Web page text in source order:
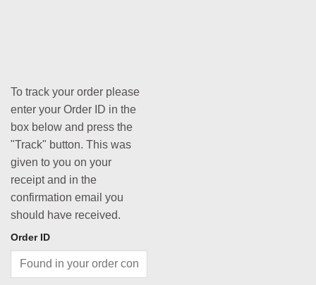
To track your order please
enter your Order ID in the
box below and press the
"Track" button. This was
given to you on your
receipt and in the
confirmation email you
should have received.
Order ID